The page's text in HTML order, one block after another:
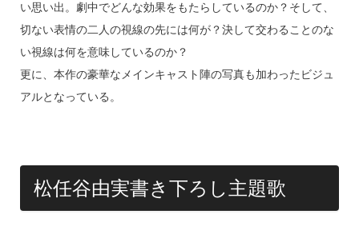
い思い出。劇中でどんな効果をもたらしているのか？そして、
切ない表情の二人の視線の先には何が？決して交わることのな
い視線は何を意味しているのか？
更に、本作の豪華なメインキャスト陣の写真も加わったビジュ
アルとなっている。
松任谷由実書き下ろし主題歌